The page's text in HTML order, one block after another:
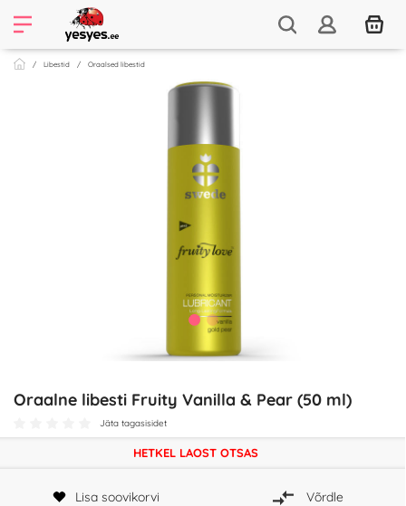
Libestid Oraalsed libestid
Oraalne libesti Fruity Vanilla & Pear (50 ml)
Jäta tagasisidet
HETKEL LAOST OTSAS
Lisa soovikorvi Võrdle